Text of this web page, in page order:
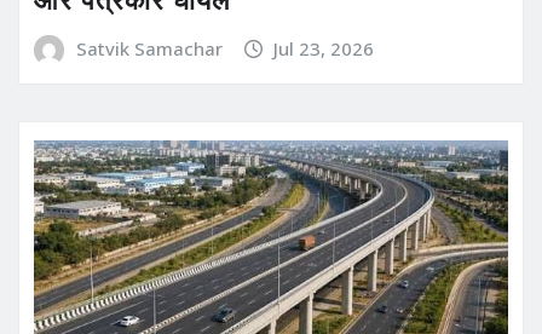
Satvik Samachar Jul 23, 2026